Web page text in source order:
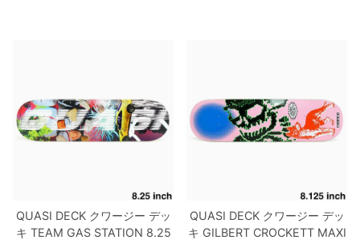
QUASI DECKクワージー デッ
キ TEAM GAS STATION 8.25
QUASI DECKクワージー デッ
キ GILBERT CROCKETTMAXI